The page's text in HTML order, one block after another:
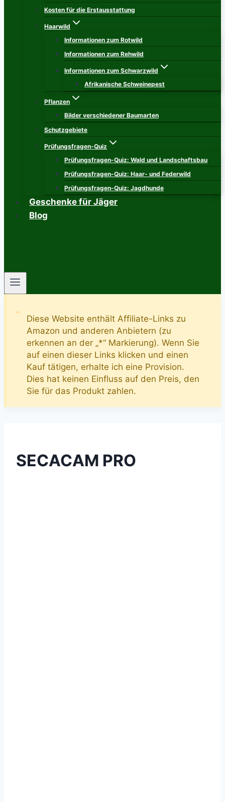
Kosten für die Erstausstattung
Haarwild
Informationen zum Rotwild
Informationen zum Rehwild
Informationen zum Schwarzwild
Afrikanische Schweinepest
Pflanzen
Bilder verschiedener Baumarten
Schutzgebiete
Prüfungsfragen-Quiz
Prüfungsfragen-Quiz: Wald und Landschaftsbau
Prüfungsfragen-Quiz: Haar- und Federwild
Prüfungsfragen-Quiz: Jagdhunde
Geschenke für Jäger
Blog
Diese Website enthält Affiliate-Links zu
Amazon und anderen Anbietern (zu
erkennen an der „*“ Markierung). Wenn Sie
auf einen dieser Links klicken und einen
Kauf tätigen, erhalte ich eine Provision.
Dies hat keinen Einfluss auf den Preis, den
Sie für das Produkt zahlen.
SECACAM PRO